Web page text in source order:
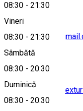
08:30 - 21:30
Vineri
08:30 - 21:30
Sâmbătă
08:30 - 20:30
Duminică
08:30 - 20:30
http://